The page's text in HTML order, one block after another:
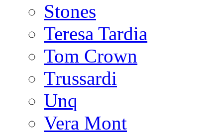
Stones
Teresa Tardia
Tom Crown
Trussardi
Unq
Vera Mont